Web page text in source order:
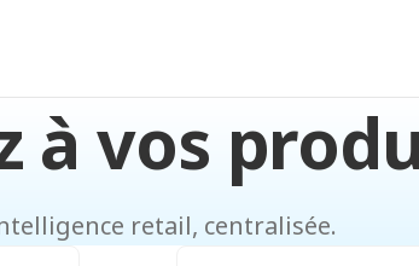
à vos
retail, centralisée.